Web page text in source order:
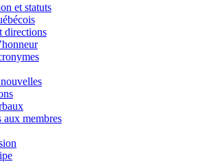
et statuts
directions
aux membres